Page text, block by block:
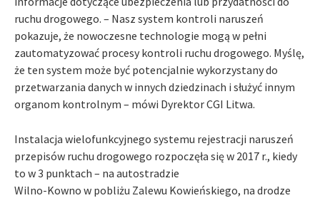
ruchu drogowego. – Nasz system kontroli naruszeń
pokazuje, że nowoczesne technologie mogą w pełni
zautomatyzować procesy kontroli ruchu drogowego. Myślę,
że ten system może być potencjalnie wykorzystany do
przetwarzania danych w innych dziedzinach i służyć innym
organom kontrolnym – mówi Dyrektor CGI Litwa.
Instalacja wielofunkcyjnego systemu rejestracji naruszeń
przepisów ruchu drogowego rozpoczęła się w 2017 r., kiedy
to w 3 punktach – na autostradzie
Wilno-Kowno w pobliżu Zalewu Kowieńskiego, na drodze